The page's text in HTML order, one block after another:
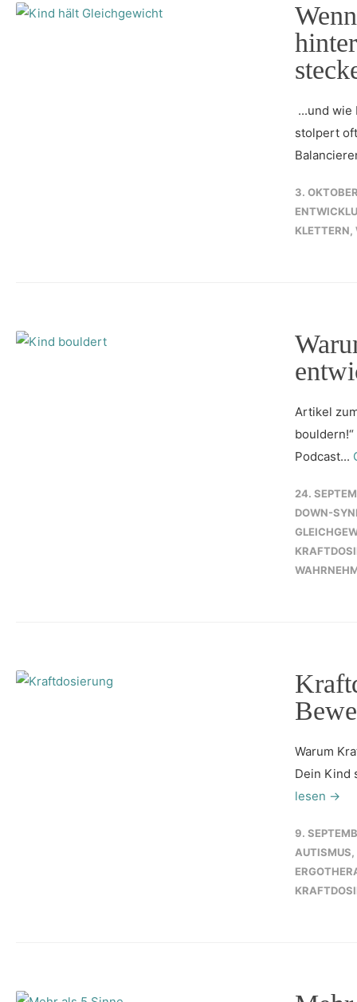
...und
stolpert
3.
KLETTERN,
Artikel
Podcast...
24.
DOWN-
Warum
Dein Kind
lesen →
9.
AUTISMUS,